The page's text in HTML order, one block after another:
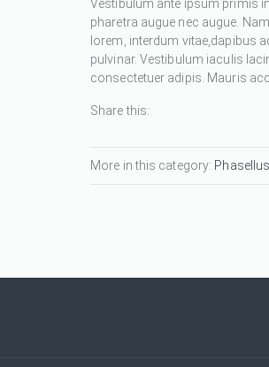
Vestibulum ante ipsum primis
pharetra augue nec augue.
lorem, interdum vitae,dapibus
pulvinar. Vestibulum iaculis
consectetuer adipis. Mauris
Share this:
More in this category: